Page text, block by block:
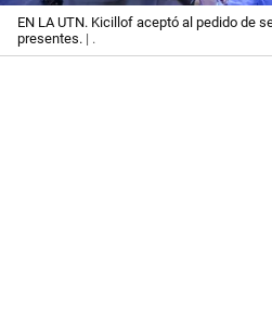
EN LA UTN. Kicillof aceptó al pedido de
presentes. | .